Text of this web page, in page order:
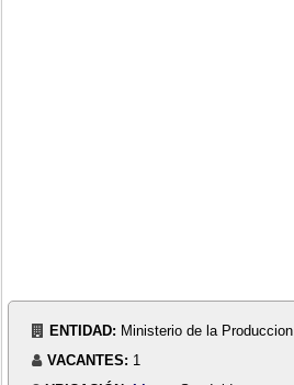
ENTIDAD: Ministerio de la Produccion
VACANTES: 1